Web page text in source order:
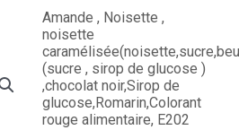
Amande , Noisette ,
noisette
(sucre , sirop de glucose )
,chocolat noir,Sirop de
glucose,Romarin,Colorant
rouge alimentaire, E202